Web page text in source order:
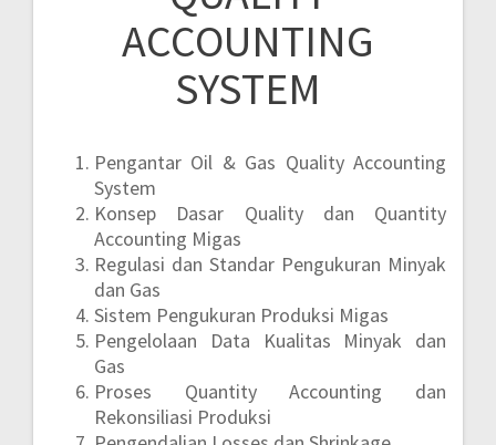
ACCOUNTING
SYSTEM
Pengantar Oil & Gas Quality Accounting
System
Konsep Dasar Quality dan Quantity
Accounting Migas
Regulasi dan Standar Pengukuran Minyak
dan Gas
Sistem Pengukuran Produksi Migas
Pengelolaan Data Kualitas Minyak dan
Gas
Proses Quantity Accounting dan
Rekonsiliasi Produksi